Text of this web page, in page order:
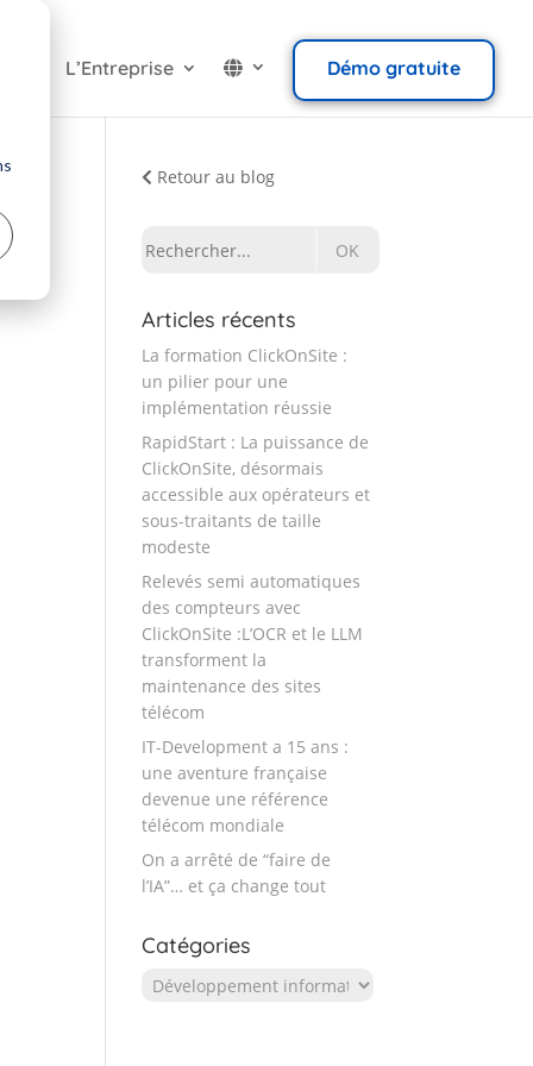
L’Entreprise Démo gratuite
Retour au blog
Articles récents
La formation ClickOnSite :
un pilier pour une
implémentation réussie
RapidStart : La puissance de
ClickOnSite, désormais
accessible aux opérateurs et
sous-traitants de taille
modeste
Relevés semi automatiques
des compteurs avec
ClickOnSite :L’OCR et le LLM
transforment la
maintenance des sites
télécom
IT-Development a 15 ans :
une aventure française
devenue une référence
télécom mondiale
On a arrêté de “faire de
l’IA”… et ça change tout
Catégories
Catégories